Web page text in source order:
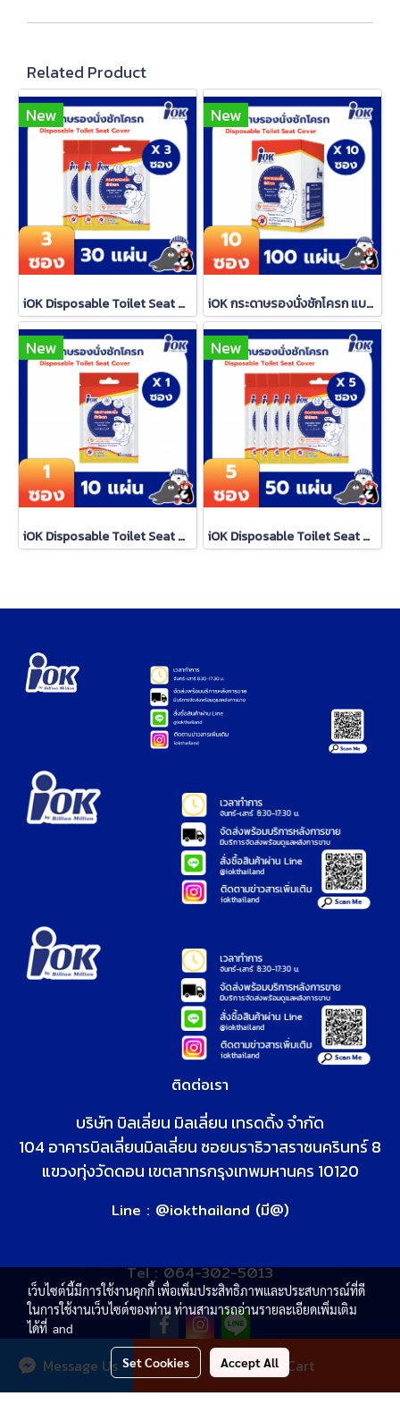
Add to Cart
Message Us
Related Product
New
iOK Disposable Toilet Seat Cover (10 sheets/sachet) x 3 sachets
New
iOK กระดาษรองนั่งชักโครก แบบซองซิปล็อค 10 แผ่น/ซอง x 10 ซอง (1 กล่อง) iOK กระดาษรองนั่งชักโครก แบบซองซิปล็อค 10 แผ่น/ซอง x 10 ซอง (1 กล่อง) iOK กระดาษรองนั่งชักโครก แบบซองซิปล็อค 10 แผ่น/ซอง x 10 ซอง (1 กล่อง) iOK กระดาษรองนั่งชักโครก แบบซองซิปล็อค
New
iOK Disposable Toilet Seat Cover (10 sheets/sachet) x 1 sachet
New
iOK Disposable Toilet Seat Cover (10 sheets/sachet) x 5 sachets
ติดต่อเรา
บริษัท บิลเลี่ยน มิลเลี่ยน เทรดดิ้ง จำกัด
104 อาคารบิลเลี่ยนมิลเลี่ยน ซอยนราธิวาสราชนครินทร์ 8
แขวงทุ่งวัดดอน เขตสาทรกรุงเทพมหานคร 10120
Line : @iokthailand (มี@)
Tel : 064-302-5013
เว็บไซต์นี้มีการใช้งานคุกกี้ เพื่อเพิ่มประสิทธิภาพและประสบการณ์ที่ดี
ในการใช้งานเว็บไซต์ของท่าน ท่านสามารถอ่านรายละเอียดเพิ่มเติม
ได้ที่ and
Set Cookies Accept All